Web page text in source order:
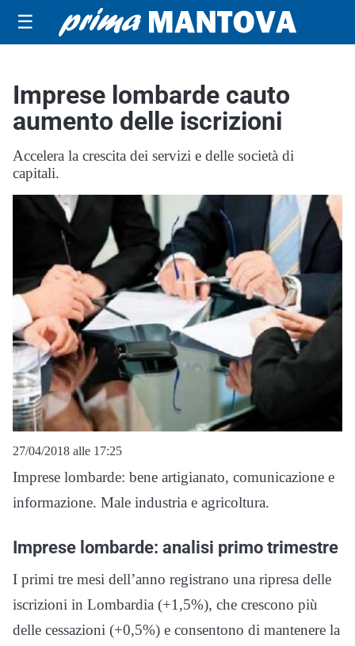
☰
Imprese lombarde cauto
aumento delle iscrizioni
Accelera la crescita dei servizi e delle società di
capitali.
27/04/2018 alle 17:25
Imprese lombarde: bene artigianato, comunicazione e
informazione. Male industria e agricoltura.
Imprese lombarde: analisi primo trimestre
I primi tre mesi dell’anno registrano una ripresa delle
iscrizioni in Lombardia (+1,5%), che crescono più
delle cessazioni (+0,5%) e consentono di mantenere la